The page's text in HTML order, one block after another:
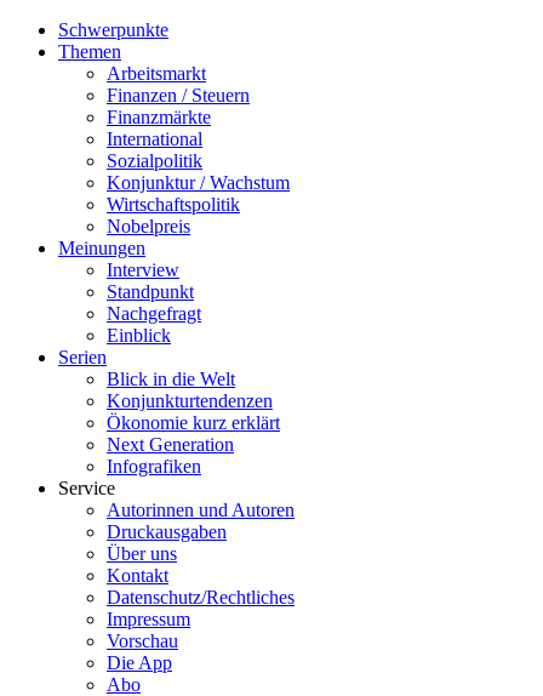
Schwerpunkte
Themen
Arbeitsmarkt
Finanzen / Steuern
Finanzmärkte
International
Sozialpolitik
Konjunktur / Wachstum
Wirtschaftspolitik
Nobelpreis
Meinungen
Interview
Standpunkt
Nachgefragt
Einblick
Serien
Blick in die Welt
Konjunkturtendenzen
Ökonomie kurz erklärt
Next Generation
Infografiken
Service
Autorinnen und Autoren
Druckausgaben
Über uns
Kontakt
Datenschutz/Rechtliches
Impressum
Vorschau
Die App
Abo